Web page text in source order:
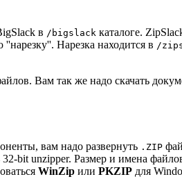
в /bigslack каталоге.
Нарезка находится в /
Вам так же надо скачать
вам надо развернуть .ZIP
32-bit unzipper. Размер и имена
WinZip илиPKZIP для